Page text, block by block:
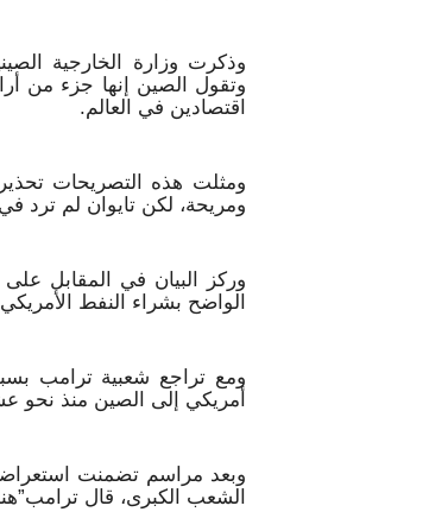
وذكرت وزارة الخارجية
وتقول الصين إنها جزء من
اقتصادين في العالم.
ومثلت هذه التصريحات
ومريحة، لكن تايوان لم ترد
وركز البيان في المقابل
الواضح بشراء النفط
ومع تراجع شعبية ترامب
أمريكي إلى الصين منذ نحو
وبعد مراسم تضمنت
الشعب الكبرى، قال